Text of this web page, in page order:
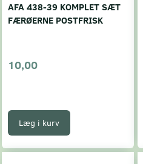
AFA 438-39 KOMPLET SÆT
FÆRØERNE POSTFRISK
10,00
Læg i kurv